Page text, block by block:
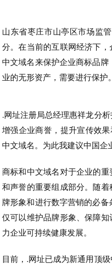
山东省枣庄市山亭区市场监
分。在当前的互联网经济下
中文域名来保护企业商标品
业的无形资产，需要进行保护
.网址注册局总经理惠祥龙分
增强企业商誉，提升宣传效
中文域名。为此我建议中国
商标和中文域名对于企业的
和声誉的重要组成部分。随
牌形象和进行数字营销的必
仅可以维护品牌形象、保障
力企业可持续健康发展。
目前，.网址已成为新通用顶